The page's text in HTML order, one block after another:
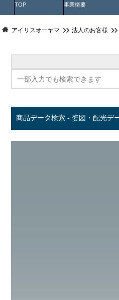
TOP 事業概要
アイリスオーヤマ 法人のお客様
商品データ検索 - 姿図・配光デ